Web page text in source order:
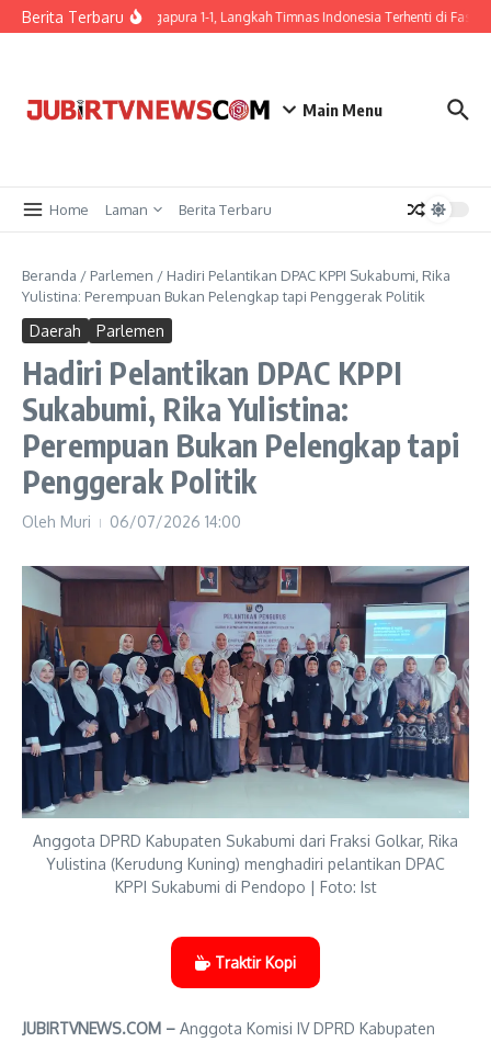
Berita TerbaruDitahan Singapura 1-1, Langkah Timnas Indonesia Terhenti di Fase
Main Menu
Home Laman Berita Terbaru
Beranda / Parlemen / Hadiri Pelantikan DPAC KPPI Sukabumi, Rika
Yulistina: Perempuan Bukan Pelengkap tapi Penggerak Politik
Daerah Parlemen
Hadiri Pelantikan DPAC KPPI
Sukabumi, Rika Yulistina:
Perempuan Bukan Pelengkap tapi
Penggerak Politik
Oleh Muri 06/07/2026 14:00
Anggota DPRD Kabupaten Sukabumi dari Fraksi Golkar, Rika
Yulistina (Kerudung Kuning) menghadiri pelantikan DPAC
KPPI Sukabumi di Pendopo | Foto: Ist
Traktir Kopi
JUBIRTVNEWS.COM – Anggota Komisi IV DPRD Kabupaten